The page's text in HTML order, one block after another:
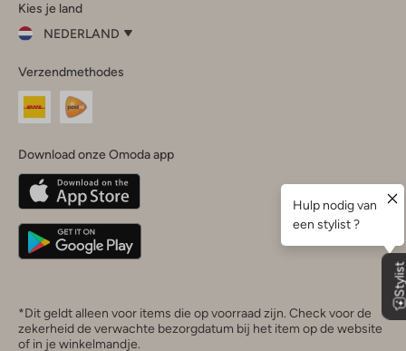
InstagramFacebook
Kies je land
NEDERLAND
je
land
Nederland
Belgique(Français)
Deutschland
Verzendmethodes
Download onze Omoda app
*Dit geldt alleen voor items die op voorraad zijn. Check voor de
zekerheid de verwachte bezorgdatum bij het item op de website
of in je winkelmandje.